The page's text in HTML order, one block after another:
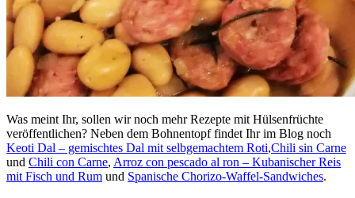
Was meint Ihr, sollen wir noch mehr Rezepte mit Hülsenfrüchte
veröffentlichen? Neben dem Bohnentopf findet Ihr im Blog noch
Keoti Dal – gemischtes Dal mit selbgemachtem Roti,Chili sin Carne
und Chili con Carne, Arroz con pescado al ron – Kubanischer Reis
mit Fisch und Rum und Spanische Chorizo-Waffel-Sandwiches.